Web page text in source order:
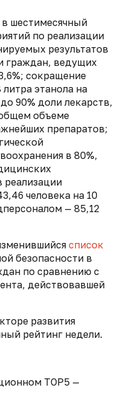
шестимесячный
по реализации
результатов
граждан, ведущих
сокращение
этанола на
90% доли лекарств,
объеме
препаратов;
в 80%,
реализации
человека на 10
— 85,12
список
безопасности в
по сравнению с
действовавшей
развития
рейтинг недели.
TOP5 —